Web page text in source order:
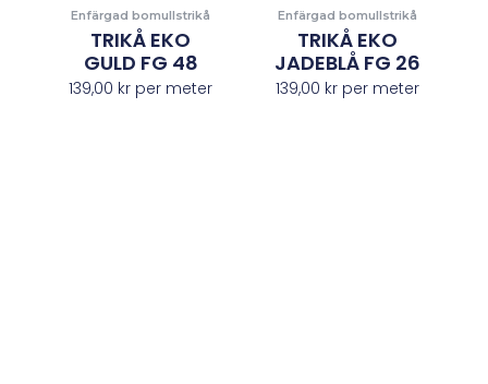
Enfärgad bomullstrikå
TRIKÅ EKO
GULD FG 48
139,00 kr per meter
Enfärgad bomullstrikå
TRIKÅ EKO
JADEBLÅ FG 26
139,00 krper meter